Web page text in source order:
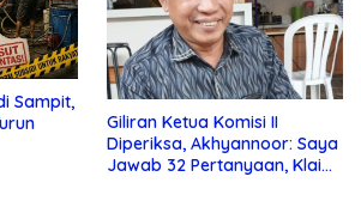
Sampit,
Giliran Ketua Komisi II
Diperiksa, Akhyannoor: Saya
Jawab 32 Pertanyaan, Klaim